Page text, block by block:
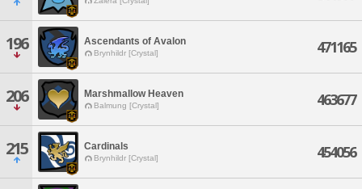
196 Ascendants of Avalon
Brynhildr [Crystal] 471165
206 Marshmallow Heaven
Balmung [Crystal] 463677
215 Cardinals
Brynhildr [Crystal] 454056